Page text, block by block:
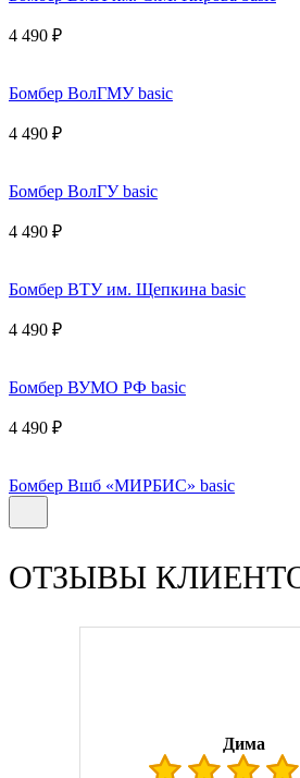
4 490 ₽
Бомбер ВолГМУ basic
4 490 ₽
Бомбер ВолГУ basic
4 490 ₽
Бомбер ВТУ им. Щепкина basic
4 490 ₽
Бомбер ВУМО РФ basic
4 490 ₽
Бомбер Вшб «МИРБИС» basic
ОТЗЫВЫ
Дима